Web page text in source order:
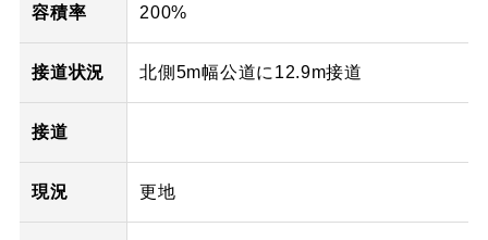
容積率 200%
接道状況 北側5m幅公道に12.9m接道
接道
現況 更地